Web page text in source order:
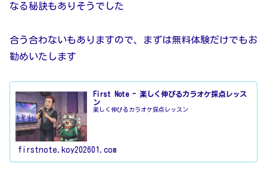
なる秘訣もありそうでした
合う合わないもありますので、まずは無料体験だけでもお
勧めいたします
First Note - 楽しく伸びるカラオケ採点レッス
ン
楽しく伸びるカラオケ採点レッスン
firstnote.koy202601.com